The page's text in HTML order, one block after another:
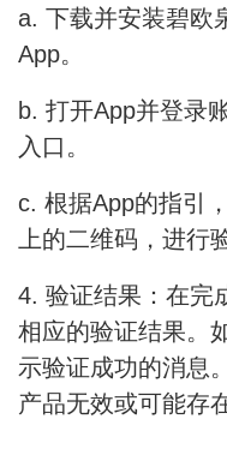
a. 下载并安装碧欧
App。
b. 打开App并登录
入口。
c. 根据App的指引
上的二维码，进行
4. 验证结果：在完
相应的验证结果。
示验证成功的消息
产品无效或可能存